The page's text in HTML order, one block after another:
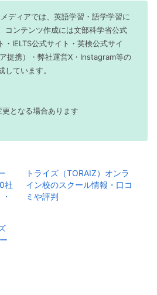
ディアでは、英語学習・語学学習に
コンテンツ作成には文部科学省公式
・IELTS公式サイト・英検公式サイ
提携）・弊社運営X・Instagram等の
ています。
となる場合あります
社
トライズ（TORAIZ）オンラ
イン校のスクール情報・口コ
ミや評判